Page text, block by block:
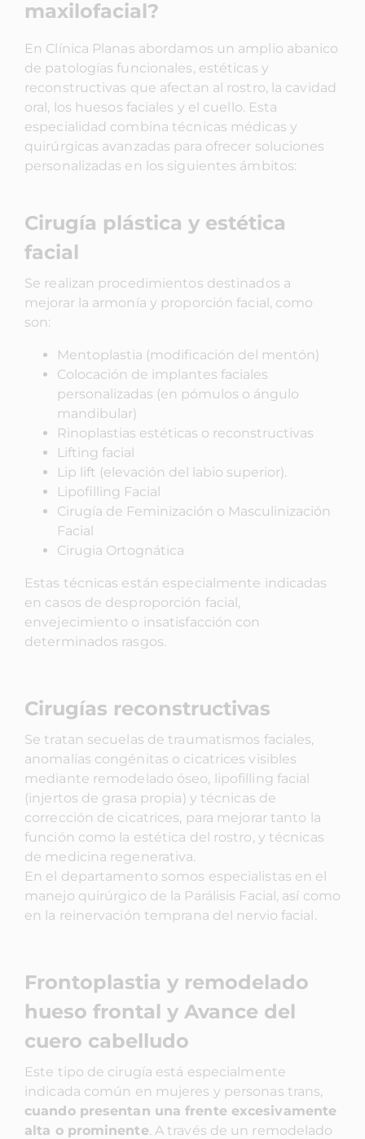
maxilofacial?
En Clínica Planas abordamos un amplio abanico
de patologías funcionales, estéticas y
reconstructivas que afectan al rostro, la cavidad
oral, los huesos faciales y el cuello. Esta
especialidad combina técnicas médicas y
quirúrgicas avanzadas para ofrecer soluciones
personalizadas en los siguientes ámbitos:
Cirugía plástica y estética
facial
Se realizan procedimientos destinados a
mejorar la armonía y proporción facial, como
son:
Mentoplastia (modificación del mentón)
Colocación de implantes faciales
personalizadas (en pómulos o ángulo
mandibular)
Rinoplastias estéticas o reconstructivas
Lifting facial
Lip lift (elevación del labio superior).
Lipofilling Facial
Cirugía de Feminización o Masculinización
Facial
Cirugia Ortognática
Estas técnicas están especialmente indicadas
en casos de desproporción facial,
envejecimiento o insatisfacción con
determinados rasgos.
Cirugías reconstructivas
Se tratan secuelas de traumatismos faciales,
anomalías congénitas o cicatrices visibles
mediante remodelado óseo, lipofilling facial
(injertos de grasa propia) y técnicas de
corrección de cicatrices, para mejorar tanto la
función como la estética del rostro, y técnicas
de medicina regenerativa.
En el departamento somos especialistas en el
manejo quirúrgico de la Parálisis Facial, así como
en la reinervación temprana del nervio facial.
Frontoplastia y remodelado
hueso frontal y Avance del
cuero cabelludo
Este tipo de cirugía está especialmente
indicada común en mujeres y personas trans,
cuando presentan una frente excesivamente
alta o prominente. A través de un remodelado